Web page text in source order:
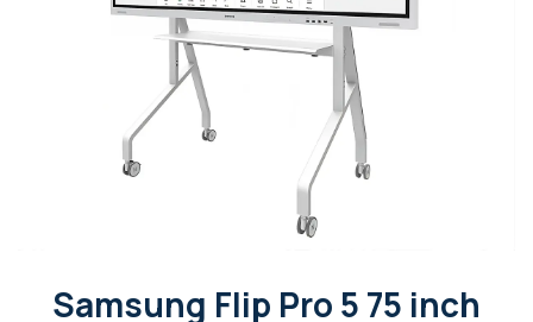
Samsung Flip Pro 5 75 inch